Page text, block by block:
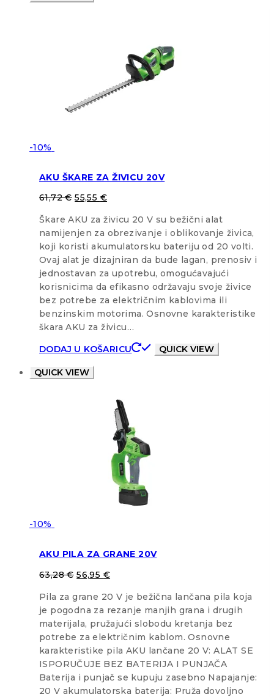
-10%
AKU ŠKARE ZA ŽIVICU 20V
61,72€ 55,55 €
Škare AKU za živicu 20 V su bežični alat
namijenjen za obrezivanje i oblikovanje živica,
koji koristi akumulatorsku bateriju od 20 volti.
Ovaj alat je dizajniran da bude lagan, prenosiv i
jednostavan za upotrebu, omogućavajući
korisnicima da efikasno održavaju svoje živice
bez potrebe za električnim kablovima ili
benzinskim motorima. Osnovne karakteristike
škara AKU za živicu…
DODAJ U KOŠARICU
QUICK VIEW
QUICK VIEW
-10%
AKU PILA ZA GRANE 20V
63,28€ 56,95 €
Pila za grane 20 V je bežična lančana pila koja
je pogodna za rezanje manjih grana i drugih
materijala, pružajući slobodu kretanja bez
potrebe za električnim kablom. Osnovne
karakteristike pila AKU lančane 20 V: ALAT SE
ISPORUČUJE BEZ BATERIJA I PUNJAČA
Baterija i punjač se kupuju zasebno Napajanje:
20 V akumulatorska baterija: Pruža dovoljno